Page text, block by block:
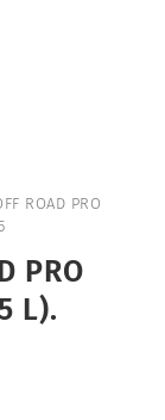
ROAD PRO
PRO
L).